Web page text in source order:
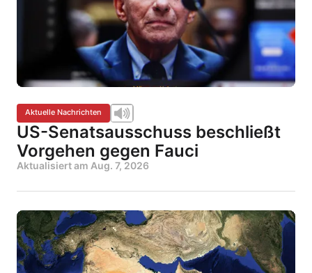
Aktuelle Nachrichten
US-Senatsausschuss beschließt
Vorgehen gegen Fauci
Aktualisiert am Aug. 7, 2026